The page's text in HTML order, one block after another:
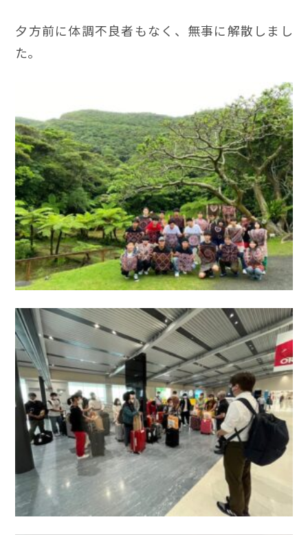
夕方前に体調不良者もなく、無事に解散しまし
た。